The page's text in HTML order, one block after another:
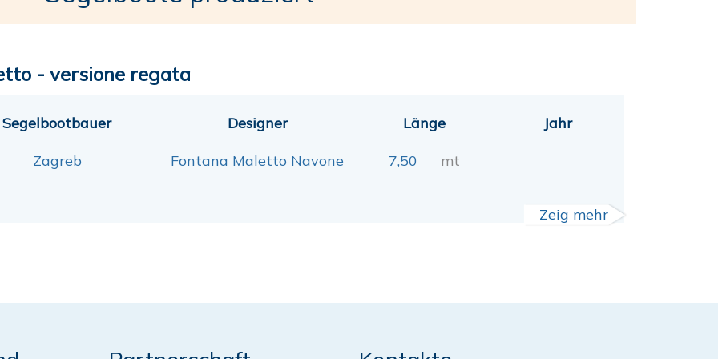
- versione regata
Segelbootbauer
Zagreb
Designer
Fontana Maletto Navone
Länge
7,50 mt
Jahr
Zeig mehr